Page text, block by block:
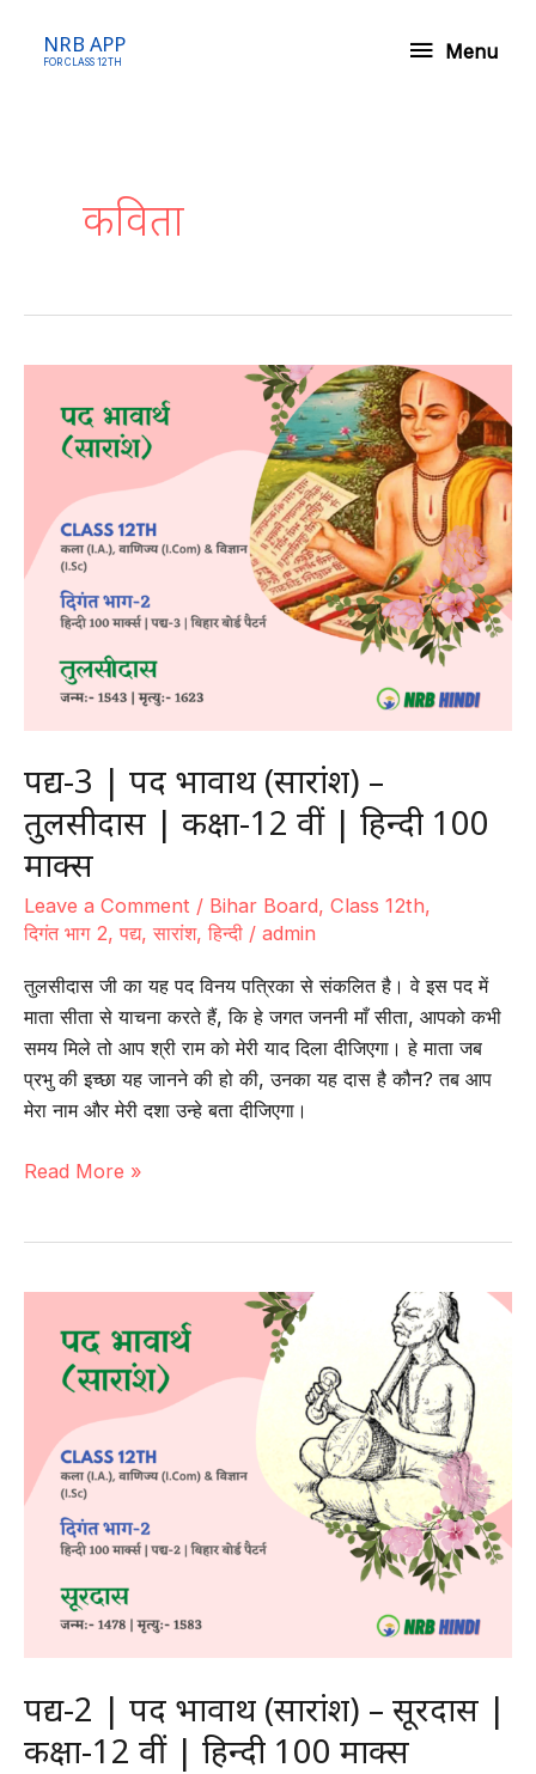
NRB APP
FOR CLASS 12TH Menu
Menu
कविता
पद्य-3 | पद भावार्थ (सारांश) –
तुलसीदास | कक्षा-12 वीं | हिन्दी 100
मार्क्स
Leave a Comment / Bihar Board, Class 12th,
दिगंत भाग 2, पद्य, सारांश, हिन्दी / admin
तुलसीदास जी का यह पद विनय पत्रिका से संकलित है। वे इस पद में
माता सीता से याचना करते हैं, कि हे जगत जननी माँ सीता, आपको कभी
समय मिले तो आप श्री राम को मेरी याद दिला दीजिएगा। हे माता जब
प्रभु की इच्छा यह जानने की हो की, उनका यह दास है कौन? तब आप
मेरा नाम और मेरी दशा उन्हे बता दीजिएगा।
पद्य-3
(सारांश)
तुलसीदास
हिन्दी
Read More »
पद्य-2 | पद भावार्थ (सारांश) – सूरदास |
कक्षा-12 वीं | हिन्दी 100 मार्क्स
Download NRB App